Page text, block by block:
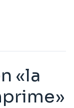
«la